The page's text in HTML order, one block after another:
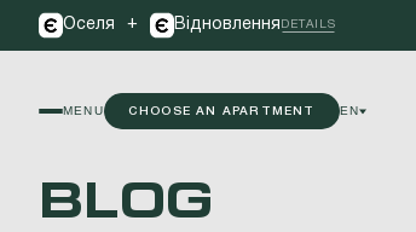
Оселя + Відновлення DETAILS
MENU CHOOSE AN APARTMENT EN
BLOG